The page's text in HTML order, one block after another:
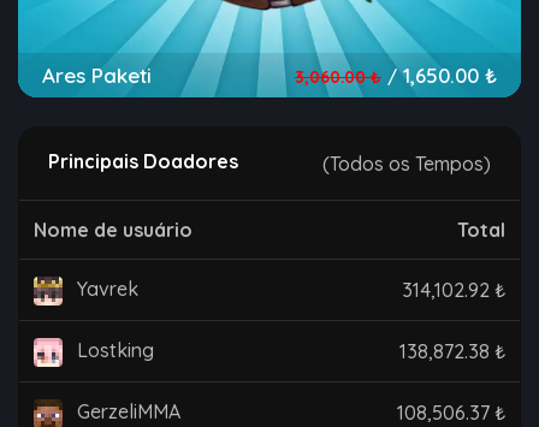
Ares Paketi 3,060.00 ₺ / 1,650.00 ₺
Principais Doadores (Todos os Tempos)
Nome de usuário Total
Yavrek 314,102.92 ₺
Lostking 138,872.38 ₺
GerzeliMMA 108,506.37 ₺